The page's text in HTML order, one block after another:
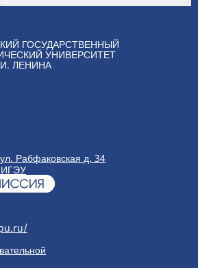
ГОСУДАРСТВЕННЫЙ
УНИВЕРСИТЕТ
ЛЕНИНА
Рабфаковская д. 34
ИГЭУ